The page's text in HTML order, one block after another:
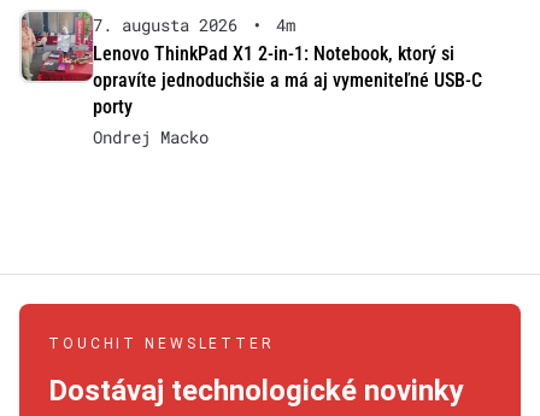
7. augusta 2026 •
4m
Lenovo ThinkPad X1 2-in-1: Notebook, ktorý si
opravíte jednoduchšie a má aj vymeniteľné USB-C
porty
Ondrej Macko
TOUCHIT NEWSLETTER
Dostávaj technologické novinky